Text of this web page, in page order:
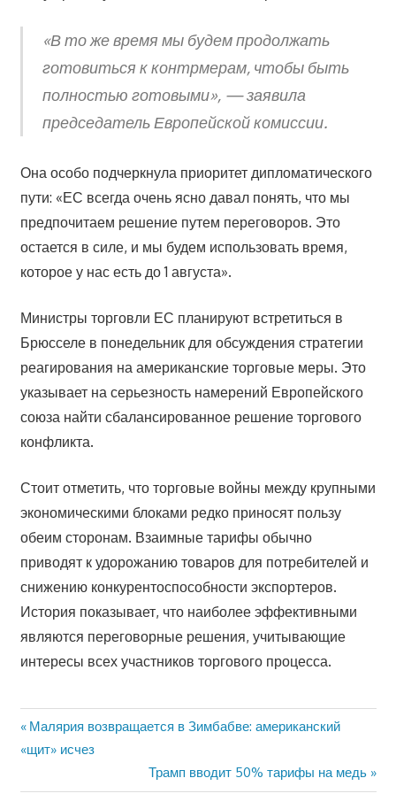
«В то же время мы будем продолжать
готовиться к контрмерам, чтобы быть
полностью готовыми», — заявила
председатель Европейской комиссии.
Она особо подчеркнула приоритет дипломатического
пути: «ЕС всегда очень ясно давал понять, что мы
предпочитаем решение путем переговоров. Это
остается в силе, и мы будем использовать время,
которое у нас есть до 1 августа».
Министры торговли ЕС планируют встретиться в
Брюсселе в понедельник для обсуждения стратегии
реагирования на американские торговые меры. Это
указывает на серьезность намерений Европейского
союза найти сбалансированное решение торгового
конфликта.
Стоит отметить, что торговые войны между крупными
экономическими блоками редко приносят пользу
обеим сторонам. Взаимные тарифы обычно
приводят к удорожанию товаров для потребителей и
снижению конкурентоспособности экспортеров.
История показывает, что наиболее эффективными
являются переговорные решения, учитывающие
интересы всех участников торгового процесса.
Навигация
записям
Предыдущая
запись:
Малярия возвращается в Зимбабве: американский
«щит» исчез
Следующая
запись:
Трамп вводит 50% тарифы на медь